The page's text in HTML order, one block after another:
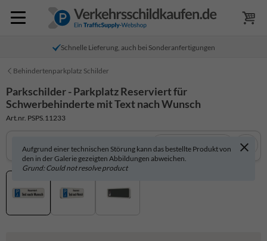
Schnelle Lieferung, auch bei Sonderanfertigungen
Behindertenparkplatz Schilder
Parkschilder - Parkplatz Reserviert für
Schwerbehinderte mit Text nach Wunsch
Art.nr. PSPS.11233
Aufgrund einer technischen Störung kann das bestellte Produkt von
den in der Galerie gezeigten Abbildungen abweichen.
Grund: Could not resolve product
In 3D anzeigen